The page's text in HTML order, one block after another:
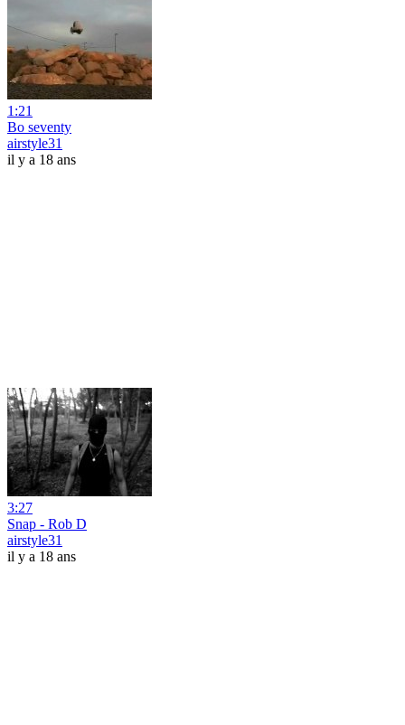
1:21
Bo seventy
airstyle31
il y a 18 ans
3:27
Snap - Rob D
airstyle31
il y a 18 ans